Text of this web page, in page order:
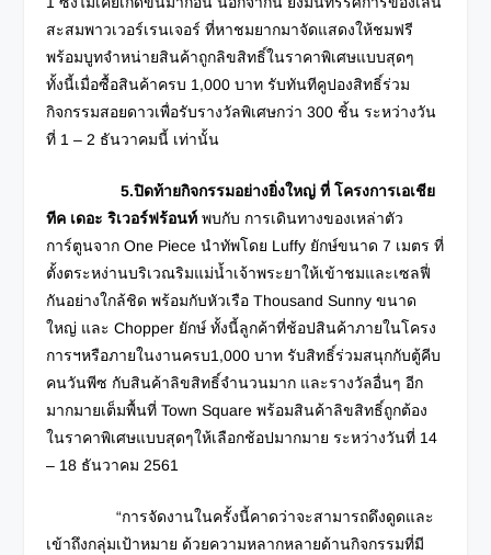
สะสมพาวเวอร์เรนเจอร์ ที่หาชมยากมาจัดแสดงให้ชมฟรี
พร้อมบูทจำหน่ายสินค้าถูกลิขสิทธิ์ในราคาพิเศษแบบสุดๆ
ทั้งนี้เมื่อซื้อสินค้าครบ 1,000 บาท รับทันทีคูปองสิทธิ์ร่วม
กิจกรรมสอยดาวเพื่อรับรางวัลพิเศษกว่า 300 ชิ้น ระหว่างวัน
ที่ 1 – 2 ธันวาคมนี้ เท่านั้น
5.ปิดท้ายกิจกรรมอย่างยิ่งใหญ่ ที่ โครงการเอเชีย
ทีค เดอะ ริเวอร์ฟร้อนท์ พบกับ การเดินทางของเหล่าตัว
การ์ตูนจาก One Piece นำทัพโดย Luffy ยักษ์ขนาด 7 เมตร ที่
ตั้งตระหง่านบริเวณริมแม่น้ำเจ้าพระยาให้เข้าชมและเซลฟี่
กันอย่างใกล้ชิด พร้อมกับหัวเรือ Thousand Sunny ขนาด
ใหญ่ และ Chopper ยักษ์ ทั้งนี้ลูกค้าที่ช้อปสินค้าภายในโครง
การฯหรือภายในงานครบ1,000 บาท รับสิทธิ์ร่วมสนุกกับตู้คีบ
คนวันพีซ กับสินค้าลิขสิทธิ์จำนวนมาก และรางวัลอื่นๆ อีก
มากมายเต็มพื้นที่ Town Square พร้อมสินค้าลิขสิทธิ์ถูกต้อง
ในราคาพิเศษแบบสุดๆให้เลือกช้อปมากมาย ระหว่างวันที่ 14
– 18 ธันวาคม 2561
“การจัดงานในครั้งนี้คาดว่าจะสามารถดึงดูดและ
เข้าถึงกลุ่มเป้าหมาย ด้วยความหลากหลายด้านกิจกรรมที่มี